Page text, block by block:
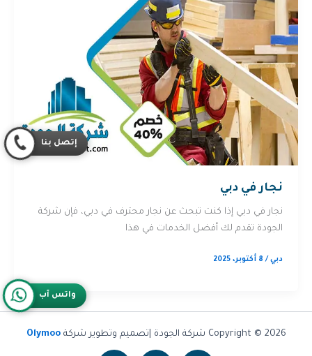
نجار في دبي
نجار في دبي إذا كنت تبحث عن نجار محترف في دبي، فإن شركة
الجودة تقدم لك أفضل الخدمات في هذا
دبي/ 8 أكتوبر، 2025
Copyright © 2026 شركة الجودة |تصميم وتطوير شركة Olymoo
واتس آب
إتصل بنا